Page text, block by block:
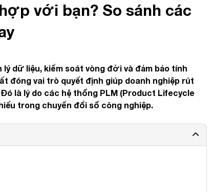
với bạn? So sánh các
dữ liệu, kiểm soát vòng đời và đảm bảo tính
đóng vai trò quyết định giúp doanh nghiệp rút
là lý do các hệ thống PLM (Product Lifecycle
trong chuyển đổi số công nghiệp.